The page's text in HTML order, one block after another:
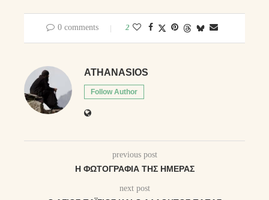
0 comments 2
ATHANASIOS
Follow Author
previous post
Η ΦΩΤΟΓΡΑΦΊΑ ΤΗΣ ΗΜΈΡΑΣ
next post